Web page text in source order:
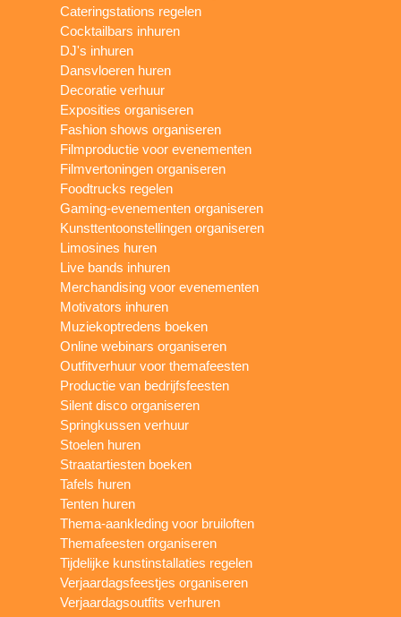
Cateringstations regelen
Cocktailbars inhuren
DJ's inhuren
Dansvloeren huren
Decoratie verhuur
Exposities organiseren
Fashion shows organiseren
Filmproductie voor evenementen
Filmvertoningen organiseren
Foodtrucks regelen
Gaming-evenementen organiseren
Kunsttentoonstellingen organiseren
Limosines huren
Live bands inhuren
Merchandising voor evenementen
Motivators inhuren
Muziekoptredens boeken
Online webinars organiseren
Outfitverhuur voor themafeesten
Productie van bedrijfsfeesten
Silent disco organiseren
Springkussen verhuur
Stoelen huren
Straatartiesten boeken
Tafels huren
Tenten huren
Thema-aankleding voor bruiloften
Themafeesten organiseren
Tijdelijke kunstinstallaties regelen
Verjaardagsfeestjes organiseren
Verjaardagsoutfits verhuren